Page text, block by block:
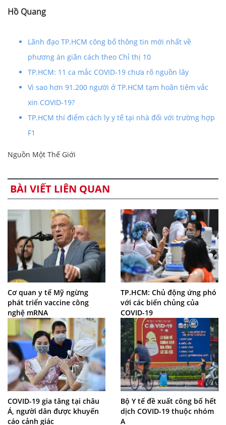
Hồ Quang
Lãnh đạo TP.HCM công bố thông tin mới nhất về
phương án giãn cách theo Chỉ thị 10
TP.HCM: 11 ca mắc COVID-19 chưa rõ nguồn lây
Vì sao hơn 91.200 người ở TP.HCM tạm hoãn tiêm vắc
xin COVID-19?
TP.HCM thí điểm cách ly y tế tại nhà đối với trường hợp
F1
Nguồn Một Thế Giới
BÀI VIẾT LIÊN QUAN
Cơ quan y tế Mỹ ngừng
phát triển vaccine công
nghệ mRNA
TP.HCM: Chủ động ứng phó
với các biến chủng của
COVID-19
COVID-19 gia tăng tại châu
Á, người dân được khuyến
cáo cảnh giác
Bộ Y tế đề xuất công bố hết
dịch COVID-19 thuộc nhóm
A